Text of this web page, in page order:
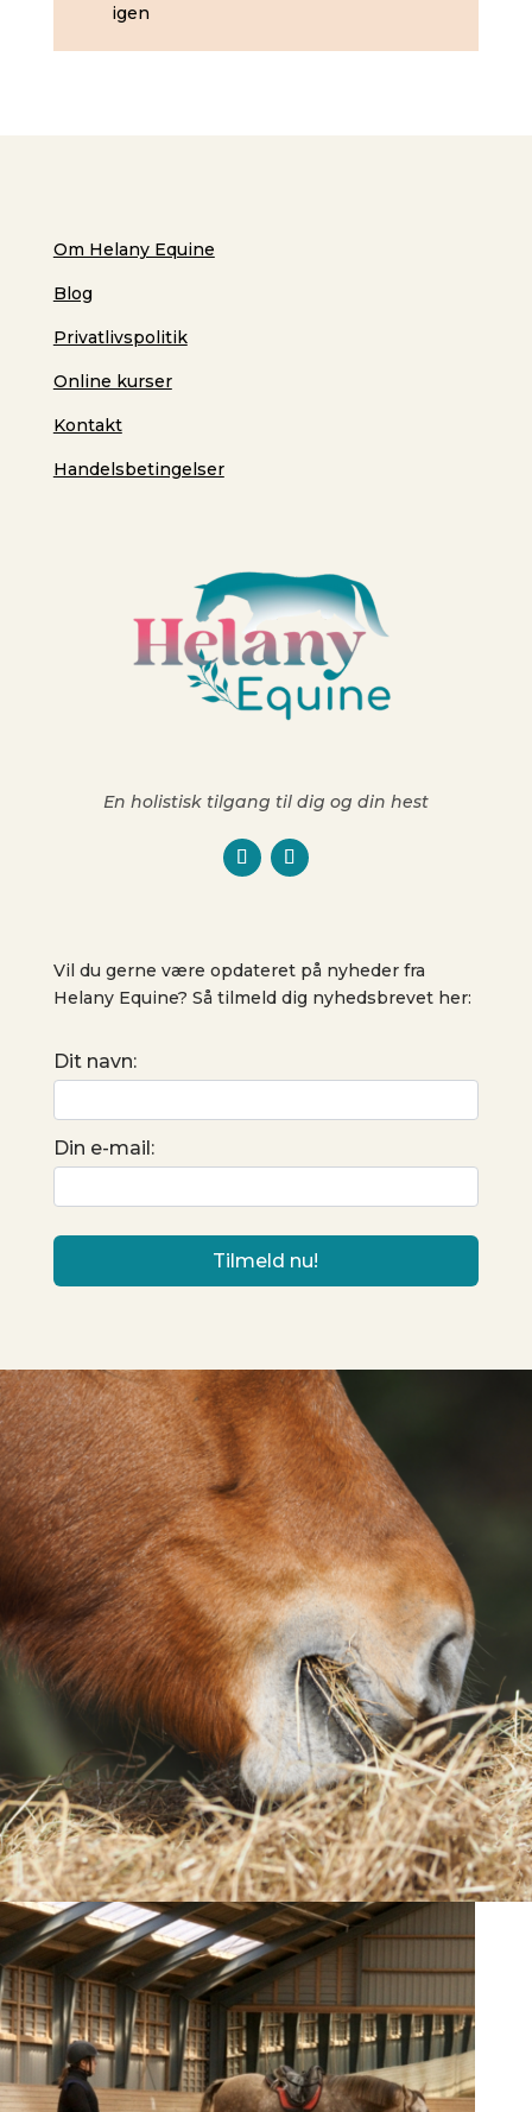
igen
Om Helany Equine
Blog
Privatlivspolitik
Online kurser
Kontakt
Handelsbetingelser
En holistisk tilgang til dig og din hest
Vil du gerne være opdateret på nyheder fra
Helany Equine? Så tilmeld dig nyhedsbrevet her:
Dit navn:
Din e-mail: